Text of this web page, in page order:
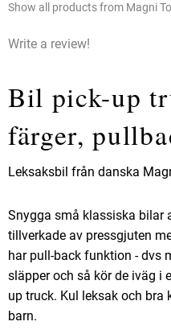
Show all products from Magni
Write a review!
Bil pick-up
färger,
Leksaksbil från danska
Snygga små klassiska bilar
tillverkade av pressgjuten
har pull-back funktion - dvs
släpper och så kör de iväg i
up truck. Kul leksak och bra
barn.